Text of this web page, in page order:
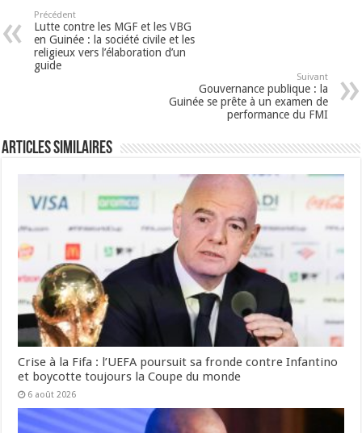
Précédent
Lutte contre les MGF et les VBG
en Guinée : la société civile et les
religieux vers l’élaboration d’un
guide
Suivant
Gouvernance publique : la
Guinée se prête à un examen de
performance du FMI
Articles Similaires
Crise à la Fifa : l’UEFA poursuit sa fronde contre Infantino
et boycotte toujours la Coupe du monde
6 août 2026